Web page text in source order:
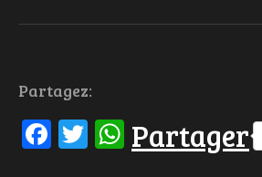
Partagez:
Facebook
Twitter
WhatsApp
Partager